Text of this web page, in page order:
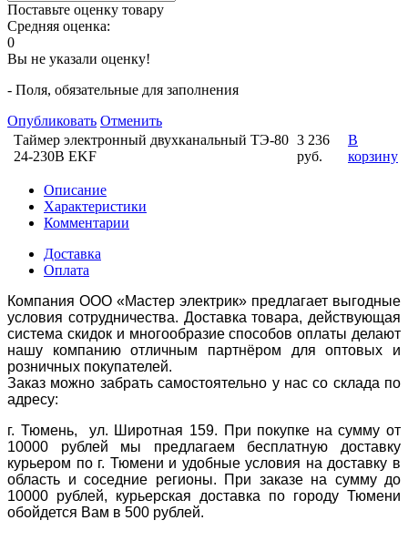
Поставьте оценку товару
Средняя оценка:
0
Вы не указали оценку!
- Поля, обязательные для заполнения
Опубликовать Отменить
Таймер электронный двухканальный ТЭ-80
24-230В EKF
3 236
руб.
В
корзину
Описание
Характеристики
Комментарии
Доставка
Оплата
Компания ООО «Мастер электрик» предлагает выгодные
условия сотрудничества. Доставка товара, действующая
система скидок и многообразие способов оплаты делают
нашу компанию отличным партнёром для оптовых и
розничных покупателей.
Заказ можно забрать самостоятельно у нас со склада по
адресу:
г. Тюмень, ул. Широтная 159. При покупке на сумму от
10000 рублей мы предлагаем бесплатную доставку
курьером по г. Тюмени и удобные условия на доставку в
область и соседние регионы. При заказе на сумму до
10000 рублей, курьерская доставка по городу Тюмени
обойдется Вам в 500 рублей.